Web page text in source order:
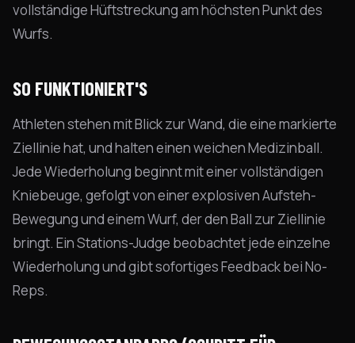
vollständige Hüftstreckung am höchsten Punkt des
Wurfs.
SO FUNKTIONIERT'S
Athleten stehen mit Blick zur Wand, die eine markierte
Ziellinie hat, und halten einen weichen Medizinball.
Jede Wiederholung beginnt mit einer vollständigen
Kniebeuge, gefolgt von einer explosiven Aufsteh-
Bewegung und einem Wurf, der den Ball zur Ziellinie
bringt. Ein Stations-Judge beobachtet jede einzelne
Wiederholung und gibt sofortiges Feedback bei No-
Reps.